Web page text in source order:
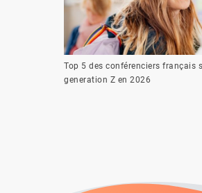
Top 5 des conférenciers français
generation Z en 2026